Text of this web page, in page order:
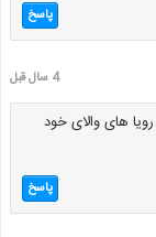
پاسخ
4 سال قبل
های والای خود
پاسخ